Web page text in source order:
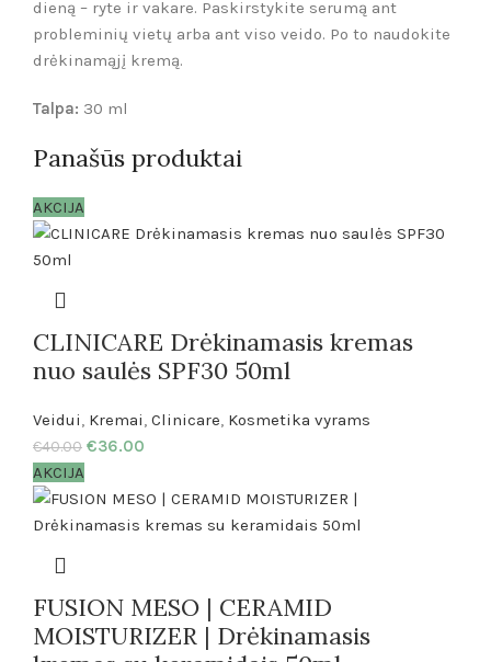
dieną – ryte ir vakare. Paskirstykite serumą ant
probleminių vietų arba ant viso veido. Po to naudokite
drėkinamąjį kremą.
Talpa: 30 ml
Panašūs produktai
AKCIJA
CLINICARE Drėkinamasis kremas
nuo saulės SPF30 50ml
Veidui, Kremai, Clinicare, Kosmetika vyrams
€40.00 €36.00
AKCIJA
FUSION MESO | CERAMID
MOISTURIZER | Drėkinamasis